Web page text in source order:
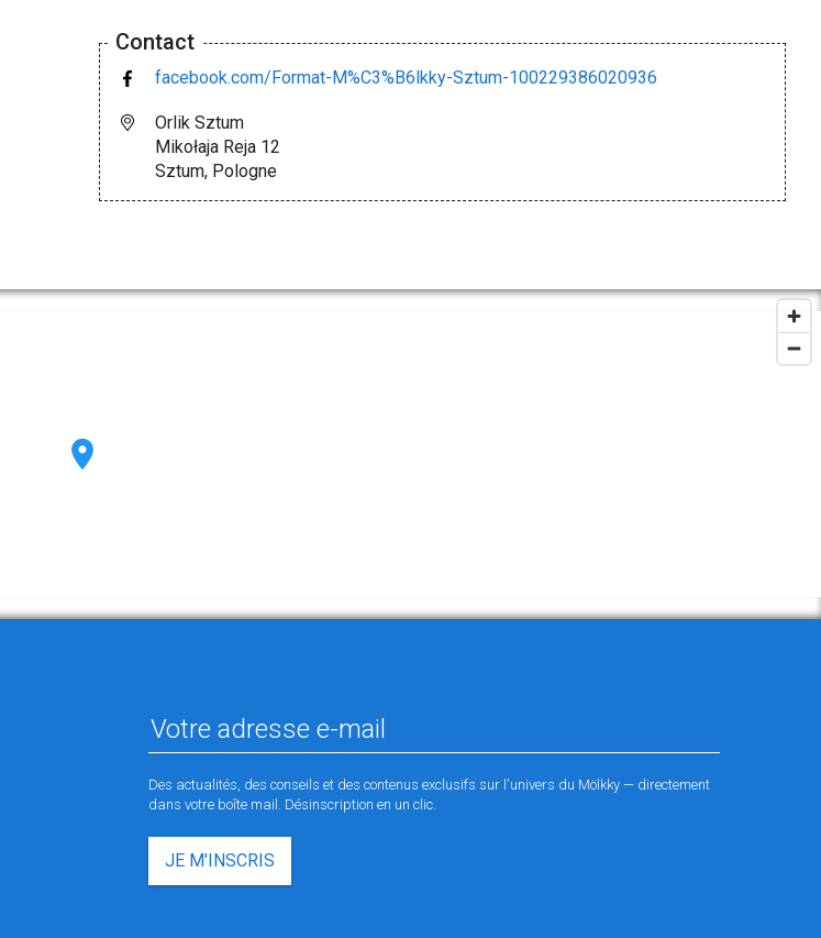
Contact
facebook.com/Format-M%C3%B6lkky-Sztum-100229386020936
Orlik Sztum
Mikołaja Reja 12
Sztum, Pologne
Des actualités, des conseils et des contenus exclusifs sur l'univers du Mölkky — directement
dans votre boîte mail. Désinscription en un clic.
JE M'INSCRIS